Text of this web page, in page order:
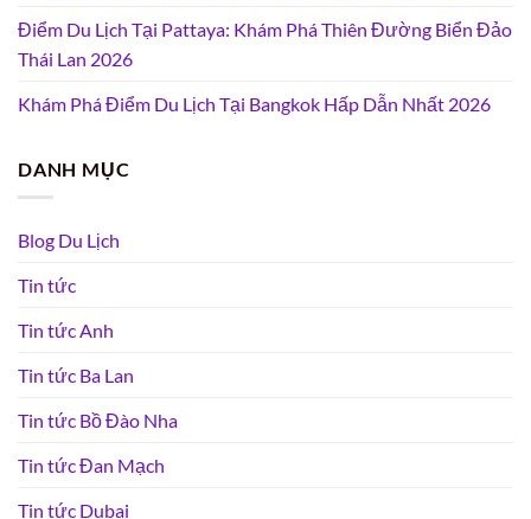
Điểm Du Lịch Tại Pattaya: Khám Phá Thiên Đường Biển Đảo
Thái Lan 2026
Khám Phá Điểm Du Lịch Tại Bangkok Hấp Dẫn Nhất 2026
DANH MỤC
Blog Du Lịch
Tin tức
Tin tức Anh
Tin tức Ba Lan
Tin tức Bồ Đào Nha
Tin tức Đan Mạch
Tin tức Dubai